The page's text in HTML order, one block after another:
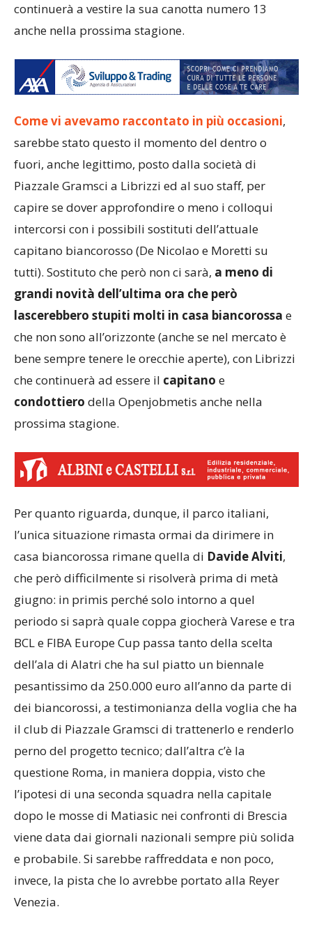
continuerà a vestire la sua canotta numero 13
anche nella prossima stagione.
Come vi avevamo raccontato in più occasioni,
sarebbe stato questo il momento del dentro o
fuori, anche legittimo, posto dalla società di
Piazzale Gramsci a Librizzi ed al suo staff, per
capire se dover approfondire o meno i colloqui
intercorsi con i possibili sostituti dell’attuale
capitano biancorosso (De Nicolao e Moretti su
tutti). Sostituto che però non ci sarà, a meno di
grandi novità dell’ultima ora che però
lascerebbero stupiti molti in casa biancorossa e
che non sono all’orizzonte (anche se nel mercato è
bene sempre tenere le orecchie aperte), con Librizzi
che continuerà ad essere il capitano e
condottiero della Openjobmetis anche nella
prossima stagione.
Per quanto riguarda, dunque, il parco italiani,
l’unica situazione rimasta ormai da dirimere in
casa biancorossa rimane quella di Davide Alviti,
che però difficilmente si risolverà prima di metà
giugno: in primis perché solo intorno a quel
periodo si saprà quale coppa giocherà Varese e tra
BCL e FIBA Europe Cup passa tanto della scelta
dell’ala di Alatri che ha sul piatto un biennale
pesantissimo da 250.000 euro all’anno da parte di
dei biancorossi, a testimonianza della voglia che ha
il club di Piazzale Gramsci di trattenerlo e renderlo
perno del progetto tecnico; dall’altra c’è la
questione Roma, in maniera doppia, visto che
l’ipotesi di una seconda squadra nella capitale
dopo le mosse di Matiasic nei confronti di Brescia
viene data dai giornali nazionali sempre più solida
e probabile. Si sarebbe raffreddata e non poco,
invece, la pista che lo avrebbe portato alla Reyer
Venezia.